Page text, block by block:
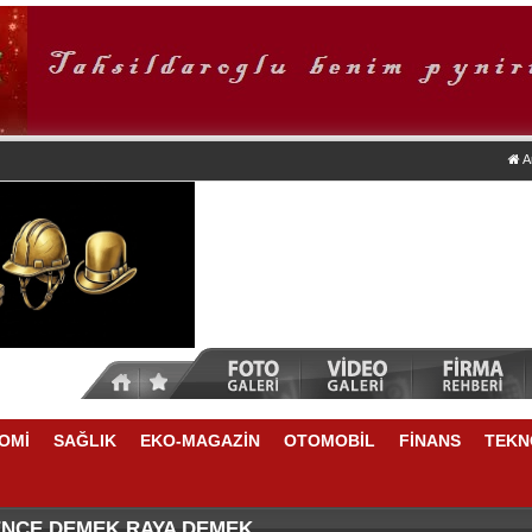
SAĞLIK EKO-MAGAZİN OTOMOBİL FİNANS
BÜYÜME İÇİN REKABETÇİLİĞİ ARTIRACAK
DURKUN'DAN YENİ DÖNEME İLİŞKİN ÖNEMLİ